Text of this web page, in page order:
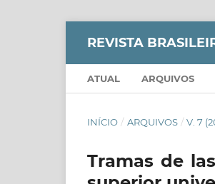
REVISTA
ATUAL ARQUIVOS
INÍCIO / ARQUIVOS / V. 7
Tramas de